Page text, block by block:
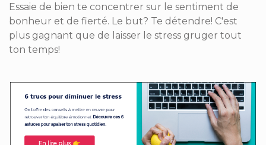
Essaie de bien te concentrer sur le sentiment de
bonheur et de fierté. Le but? Te détendre! C'est
plus gagnant que de laisser le stress gruger tout
ton temps!